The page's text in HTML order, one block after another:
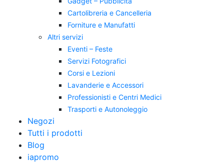
Cartolibreria e Cancelleria
Forniture e Manufatti
Altri servizi
Eventi – Feste
Servizi Fotografici
Corsi e Lezioni
Lavanderie e Accessori
Professionisti e Centri Medici
Trasporti e Autonoleggio
Negozi
Tutti i prodotti
Blog
iapromo